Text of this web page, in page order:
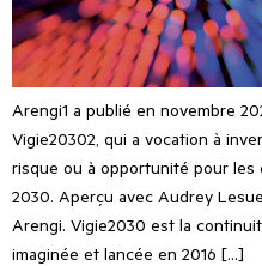
Arengi1 a publié en novembre
Vigie20302, qui a vocation à
risque ou à opportunité pour les
2030. Aperçu avec Audrey
Arengi. Vigie2030 est la
imaginée et lancée en 2016 […]